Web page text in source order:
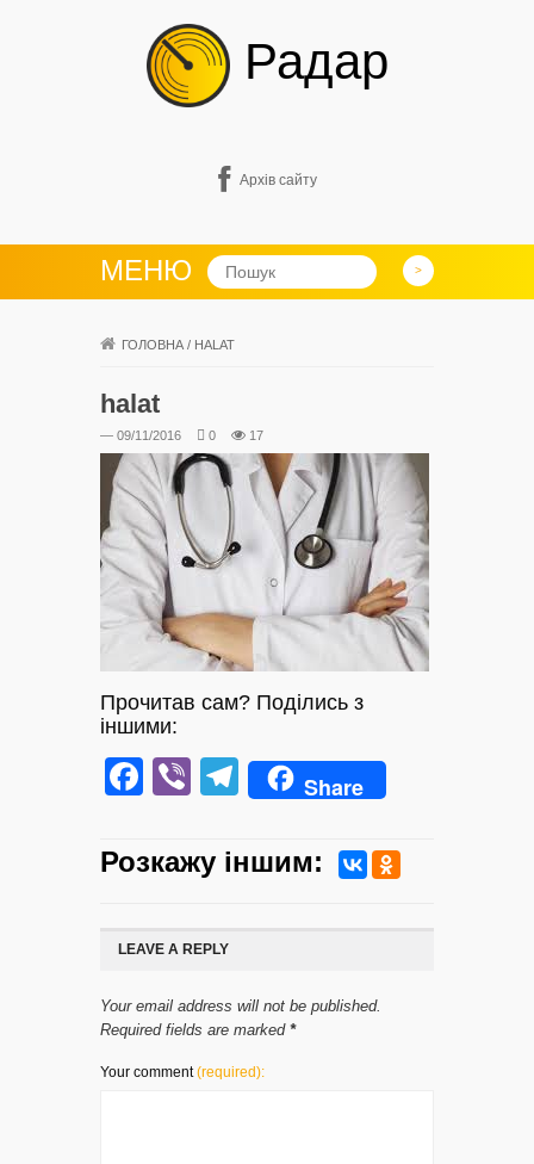
Радар
Архів сайту
МЕНЮ
ГОЛОВНА / HALAT
halat
— 09/11/2016 0 17
Прочитав сам? Поділись з
іншими:
Facebook
ViberTelegram
Share
Розкажу iншим:
LEAVE A REPLY
Your email address will not be published.
Required fields are marked *
Your comment(required):